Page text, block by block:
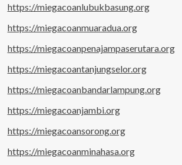
https://miegacoanlubukbasung.org
https://miegacoanmuaradua.org
https://miegacoanpenajampaserutara.org
https://miegacoantanjungselor.org
https://miegacoanbandarlampung.org
https://miegacoanjambi.org
https://miegacoansorong.org
https://miegacoanminahasa.org